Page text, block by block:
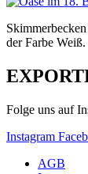
der Farbe
Folge uns auf
Instagram
AGB